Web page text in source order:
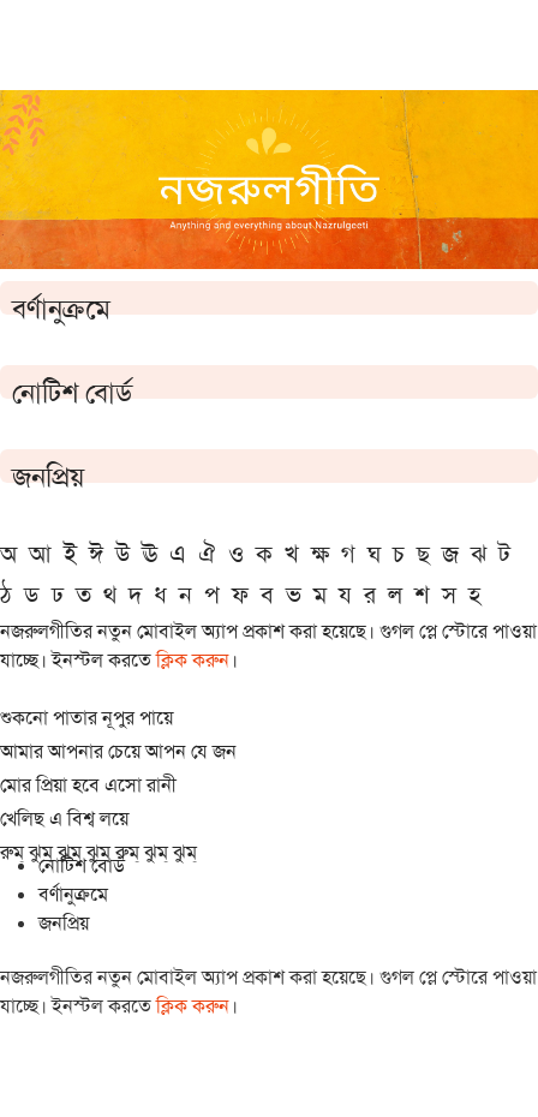
বর্ণানুক্রমে
নোটিশ বোর্ড
জনপ্রিয়
অ আ ই ঈ উ ঊ এ ঐ ও ক খ ক্ষ গ ঘ চ ছ জ ঝ ট
ঠ ড ঢ ত থ দ ধ ন প ফ ব ভ ম য র ল শ স হ
নজরুলগীতির নতুন মোবাইল অ্যাপ প্রকাশ করা হয়েছে। গুগল প্লে স্টোরে পাওয়া
যাচ্ছে। ইনস্টল করতেক্লিক করুন।
শুকনো পাতার নূপুর পায়ে
আমার আপনার চেয়ে আপন যে জন
মোর প্রিয়া হবে এসো রানী
খেলিছ এ বিশ্ব লয়ে
রুম্ ঝুম্ ঝুম্ ঝুম্ রুম্ ঝুম্ ঝুম্
নোটিশ বোর্ড
বর্ণানুক্রমে
জনপ্রিয়
নজরুলগীতির নতুন মোবাইল অ্যাপ প্রকাশ করা হয়েছে। গুগল প্লে স্টোরে পাওয়া
যাচ্ছে। ইনস্টল করতেক্লিক করুন।